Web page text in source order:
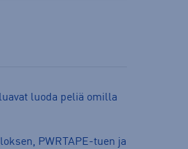
luoda peliä omilla
PWRTAPE-tuen ja